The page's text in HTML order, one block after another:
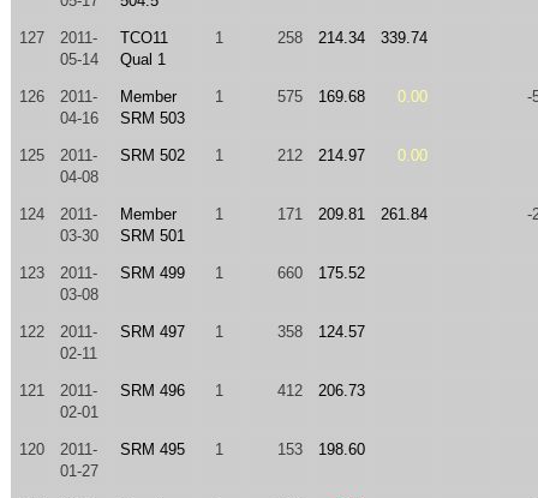
127
2011-
05-14
TCO11
Qual 1
1 258 214.34 339.74
126
2011-
04-16
Member
SRM 503
1 575 169.68 0.00 -
125
2011-
04-08
SRM 502 1 212 214.97 0.00
124
2011-
03-30
Member
SRM 501
1 171 209.81 261.84 -
123
2011-
03-08
SRM 499 1 660 175.52
122
2011-
02-11
SRM 497 1 358 124.57
121
2011-
02-01
SRM 496 1 412 206.73
120
2011-
01-27
SRM 495 1 153 198.60